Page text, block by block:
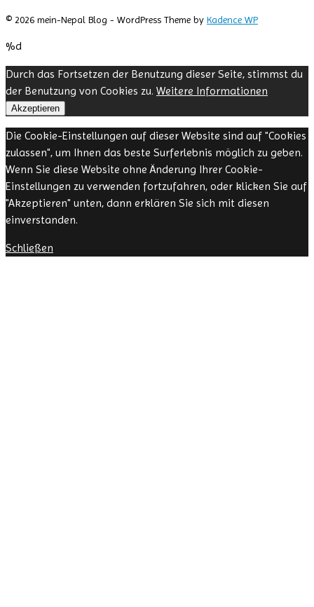
© 2026 mein-Nepal Blog - WordPress Theme by Kadence WP
%d
Durch das Fortsetzen der Benutzung dieser Seite, stimmst du
der Benutzung von Cookies zu. Weitere Informationen
Akzeptieren
Die Cookie-Einstellungen auf dieser Website sind auf "Cookies
zulassen", um Ihnen das beste Surferlebnis möglich zu geben.
Wenn Sie diese Website ohne Änderung Ihrer Cookie-
Einstellungen zu verwenden fortzufahren, oder klicken Sie auf
"Akzeptieren" unten, dann erklären Sie sich mit diesen
einverstanden.
Schließen